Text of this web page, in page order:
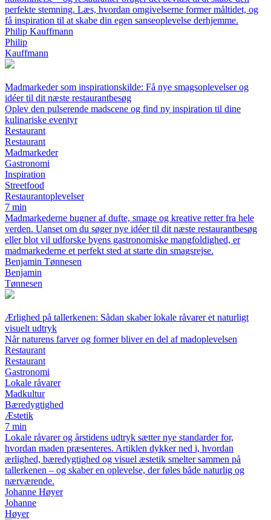
perfekte stemning. Læs, hvordan omgivelserne former måltidet, og
få inspiration til at skabe din egen sanseoplevelse derhjemme.
Philip Kauffmann
Philip
Kauffmann
Madmarkeder som inspirationskilde: Få nye smagsoplevelser og
idéer til dit næste restaurantbesøg
Oplev den pulserende madscene og find ny inspiration til dine
kulinariske eventyr
Restaurant
Restaurant
Madmarkeder
Gastronomi
Inspiration
Streetfood
Restaurantoplevelser
7 min
Madmarkederne bugner af dufte, smage og kreative retter fra hele
verden. Uanset om du søger nye idéer til dit næste restaurantbesøg
eller blot vil udforske byens gastronomiske mangfoldighed, er
madmarkederne et perfekt sted at starte din smagsrejse.
Benjamin Tønnesen
Benjamin
Tønnesen
Ærlighed på tallerkenen: Sådan skaber lokale råvarer et naturligt
visuelt udtryk
Når naturens farver og former bliver en del af madoplevelsen
Restaurant
Restaurant
Gastronomi
Lokale råvarer
Madkultur
Bæredygtighed
Æstetik
7 min
Lokale råvarer og årstidens udtryk sætter nye standarder for,
hvordan maden præsenteres. Artiklen dykker ned i, hvordan
ærlighed, bæredygtighed og visuel æstetik smelter sammen på
tallerkenen – og skaber en oplevelse, der føles både naturlig og
nærværende.
Johanne Høyer
Johanne
Høyer